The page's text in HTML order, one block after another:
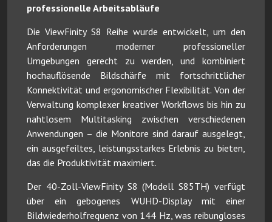
professionelle Arbeitsabläufe
Die ViewFinity S8 Reihe wurde entwickelt, um den
Anforderungen moderner professioneller
Umgebungen gerecht zu werden, und kombiniert
hochauflösende Bildschärfe mit fortschrittlicher
Konnektivität und ergonomischer Flexibilität. Von der
Verwaltung komplexer kreativer Workflows bis hin zu
nahtlosem Multitasking zwischen verschiedenen
Anwendungen – die Monitore sind darauf ausgelegt,
ein ausgefeiltes, leistungsstarkes Erlebnis zu bieten,
das die Produktivität maximiert.
Der 40-Zoll-ViewFinity S8 (Modell S85TH) verfügt
über ein gebogenes WUHD-Display mit einer
Bildwiederholfrequenz von 144 Hz, was reibungloses